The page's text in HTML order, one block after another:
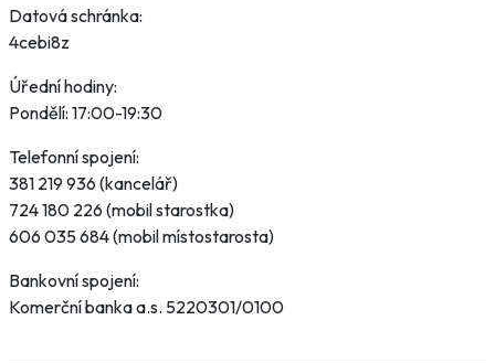
Datová schránka:
4cebi8z
Úřední hodiny:
Pondělí: 17:00-19:30
Telefonní spojení:
381 219 936 (kancelář)
724 180 226 (mobil starostka)
606 035 684 (mobil místostarosta)
Bankovní spojení:
Komerční banka a.s. 5220301/0100